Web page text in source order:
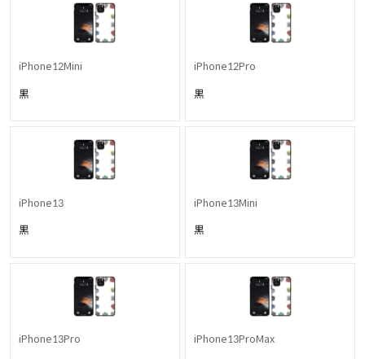
iPhone12Mini
黒
iPhone12Pro
黒
iPhone13
黒
iPhone13Mini
黒
iPhone13Pro iPhone13ProMax